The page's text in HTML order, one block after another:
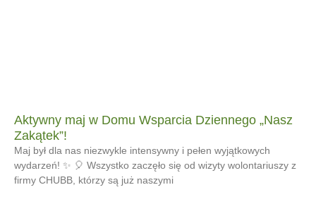
Aktywny maj w Domu Wsparcia Dziennego „Nasz
Zakątek”!
Maj był dla nas niezwykle intensywny i pełen wyjątkowych
wydarzeń! ✨ 🎈 Wszystko zaczęło się od wizyty wolontariuszy z
firmy CHUBB, którzy są już naszymi